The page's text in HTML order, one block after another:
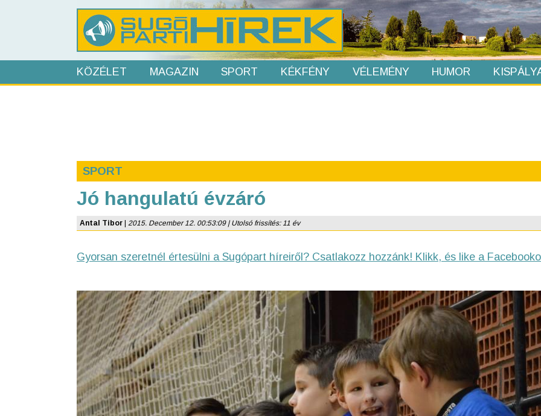
KÖZÉLET MAGAZIN SPORT KÉKFÉNY VÉLEMÉNY HUMOR
SPORT
Jó hangulatú évzáró
Antal Tibor 2015. December 12. 00:53:09 | Utolsó frissítés: 11 év
Gyorsan szeretnél értesülni a Sugópart híreiről? Csatlakozz hozzánk! Klikk, és like a